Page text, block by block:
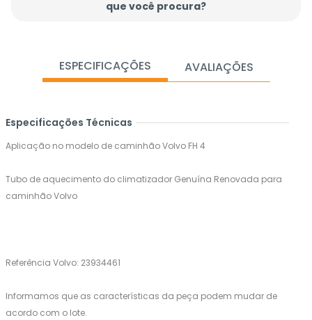
que você procura?
ESPECIFICAÇÕES AVALIAÇÕES
Especificações Técnicas
Aplicação no modelo de caminhão Volvo FH 4
Tubo de aquecimento do climatizador Genuína Renovada para
caminhão Volvo
Referência Volvo: 23934461
Informamos que as características da peça podem mudar de
acordo com o lote.